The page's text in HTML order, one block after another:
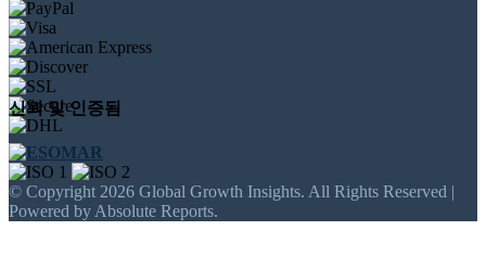
신뢰 및 인증됨
© Copyright 2026 Global Growth Insights. All Rights Reserved |
Powered by Absolute Reports.